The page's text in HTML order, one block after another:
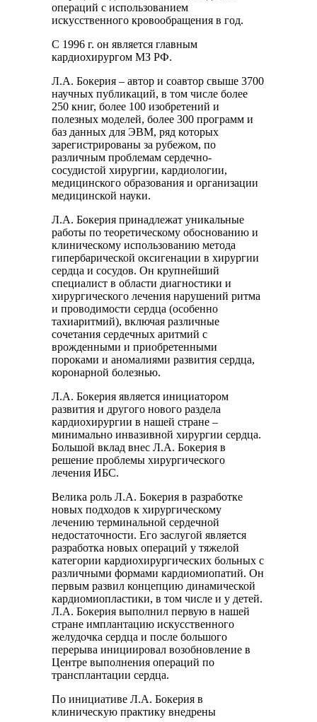
операций с использованием
искусственного кровообращения в год.
С 1996 г. он является главным
кардиохирургом МЗ РФ.
Л.А. Бокерия – автор и соавтор свыше 3700
научных публикаций, в том числе более
250 книг, более 100 изобретений и
полезных моделей, более 300 программ и
баз данных для ЭВМ, ряд которых
зарегистрированы за рубежом, по
различным проблемам сердечно-
сосудистой хирургии, кардиологии,
медицинского образования и организации
медицинской науки.
Л.А. Бокерия принадлежат уникальные
работы по теоретическому обоснованию и
клиническому использованию метода
гипербарической оксигенации в хирургии
сердца и сосудов. Он крупнейший
специалист в области диагностики и
хирургического лечения нарушений ритма
и проводимости сердца (особенно
тахиаритмий), включая различные
сочетания сердечных аритмий с
врожденными и приобретенными
пороками и аномалиями развития сердца,
коронарной болезнью.
Л.А. Бокерия является инициатором
развития и другого нового раздела
кардиохирургии в нашей стране –
минимально инвазивной хирургии сердца.
Большой вклад внес Л.А. Бокерия в
решение проблемы хирургического
лечения ИБС.
Велика роль Л.А. Бокерия в разработке
новых подходов к хирургическому
лечению терминальной сердечной
недостаточности. Его заслугой является
разработка новых операций у тяжелой
категории кардиохирургических больных с
различными формами кардиомиопатий. Он
первым развил концепцию динамической
кардиомиопластики, в том числе и у детей.
Л.А. Бокерия выполнил первую в нашей
стране имплантацию искусственного
желудочка сердца и после большого
перерыва инициировал возобновление в
Центре выполнения операций по
трансплантации сердца.
По инициативе Л.А. Бокерия в
клиническую практику внедрены